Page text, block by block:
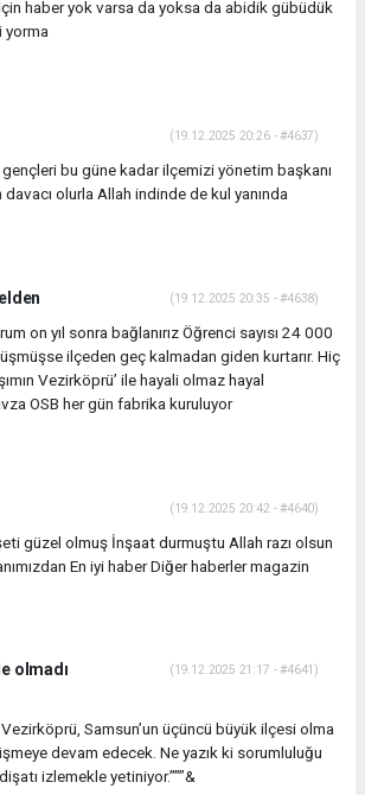
haber yok varsa da yoksa da abidik gübüdük
yorma
(19.12.2025 20:26 - #4637)
bu güne kadar ilçemizi yönetim başkanı
olurla Allah indinde de kul yanında
(19.12.2025 20:35 - #4638)
on yıl sonra bağlanırız Öğrenci sayısı 24 000
ilçeden geç kalmadan giden kurtarır. Hiç
Vezirköprü’ ile hayali olmaz hayal
OSB her gün fabrika kuruluyor
(19.12.2025 20:42 - #4640)
güzel olmuş İnşaat durmuştu Allah razı olsun
En iyi haber Diğer haberler magazin
olmadı
(19.12.2025 21:17 - #4641)
Vezirköprü, Samsun’un üçüncü büyük ilçesi olma
devam edecek. Ne yazık ki sorumluluğu
izlemekle yetiniyor.”””&